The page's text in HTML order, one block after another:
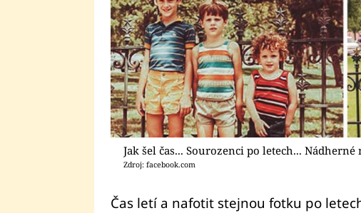
Jak šel čas... Sourozenci po letech... Nádherné
Zdroj: facebook.com
Čas letí a nafotit stejnou fotku po